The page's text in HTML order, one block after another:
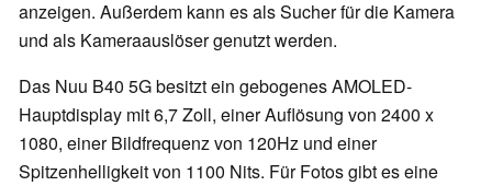
anzeigen. Außerdem kann es als Sucher für die Kamera
und als Kameraauslöser genutzt werden.
Das Nuu B40 5G besitzt ein gebogenes AMOLED-
Hauptdisplay mit 6,7 Zoll, einer Auflösung von 2400 x
1080, einer Bildfrequenz von 120Hz und einer
Spitzenhelligkeit von 1100 Nits. Für Fotos gibt es eine